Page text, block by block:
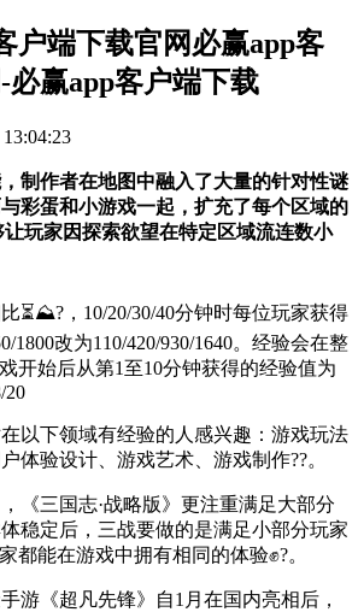
户端下载官网必赢app客
必赢app客户端下载
制作者在地图中融入了大量的针对性谜
彩蛋和小游戏一起，扩充了每个区域的
玩家因探索欲望在特定区域流连数小
⏳⛰?，10/20/30/40分钟时每位玩家获得
1800改为110/420/930/1640。经验会在整
开始后从第1至10分钟获得的经验值为
20
以下领域有经验的人感兴趣：游戏玩法
体验设计、游戏艺术、游戏制作??。
《三国志·战略版》更注重满足大部分
稳定后，三战要做的是满足小部分玩家
都能在游戏中拥有相同的体验✊?。
游《超凡先锋》自1月在国内亮相后，